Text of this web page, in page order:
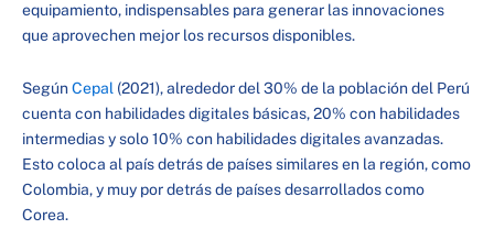
equipamiento, indispensables para generar las innovaciones
que aprovechen mejor los recursos disponibles.
SegúnCepal (2021), alrededor del 30% de la población del Perú
cuenta con habilidades digitales básicas, 20% con habilidades
intermedias y solo 10% con habilidades digitales avanzadas.
Esto coloca al país detrás de países similares en la región, como
Colombia, y muy por detrás de países desarrollados como
Corea.